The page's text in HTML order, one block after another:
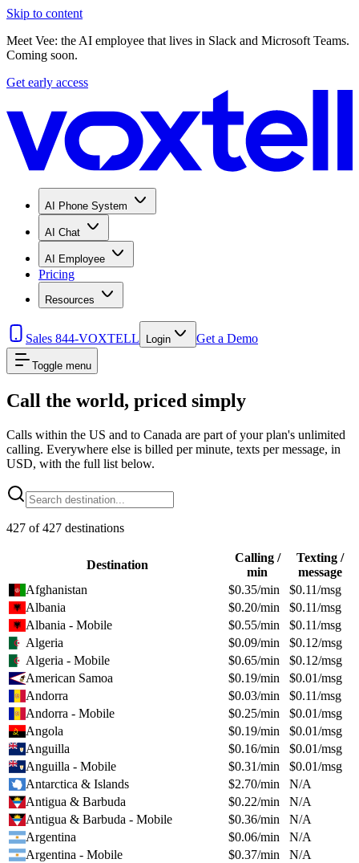
Skip to content
Meet Vee: the AI employee that lives in Slack and Microsoft Teams.
Coming soon.
Get early access
AI Phone System
AI Chat
AI Employee
Pricing
Resources
Sales 844-VOXTELL Login Get a Demo
Toggle menu
Call the world, priced simply
Calls within the US and to Canada are part of your plan's unlimited
calling. Everywhere else is billed per minute, texts per message, in
USD, with the full list below.
427 of427 destinations
Destination
Calling /
min
Texting /
message
Afghanistan
$0.35/min $0.11/msg
Albania
$0.20/min $0.11/msg
Albania - Mobile
$0.55/min $0.11/msg
Algeria
$0.09/min $0.12/msg
Algeria - Mobile
$0.65/min $0.12/msg
American Samoa
$0.19/min $0.01/msg
Andorra
$0.03/min $0.11/msg
Andorra - Mobile
$0.25/min $0.01/msg
Angola
$0.19/min $0.01/msg
Anguilla
$0.16/min $0.01/msg
Anguilla - Mobile
$0.31/min $0.01/msg
Antarctica & Islands
$2.70/min
N/A
Antigua & Barbuda
$0.22/min
N/A
Antigua & Barbuda - Mobile
$0.36/min
N/A
Argentina
$0.06/min
N/A
Argentina - Mobile
$0.37/min
N/A